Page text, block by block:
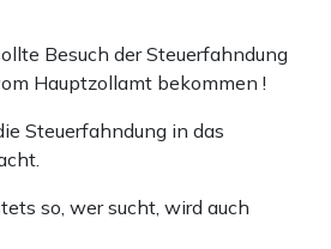
Besuch der Steuerfahndung
Hauptzollamt bekommen !
Steuerfahndung in das
so, wer sucht, wird auch